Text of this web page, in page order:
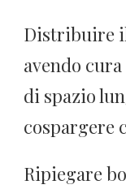
Distribuire
avendo
di spazio
cospargere
Ripiegare